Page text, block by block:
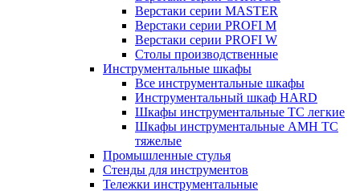
Верстаки серии MASTER
Верстаки серии PROFI M
Верстаки серии PROFI W
Столы производственные
Инструментальные шкафы
Все инструментальные шкафы
Инструментальный шкаф HARD
Шкафы инструментальные ТС легкие
Шкафы инструментальные AMH TC
тяжелые
Промышленные стулья
Стенды для инструментов
Тележки инструментальные